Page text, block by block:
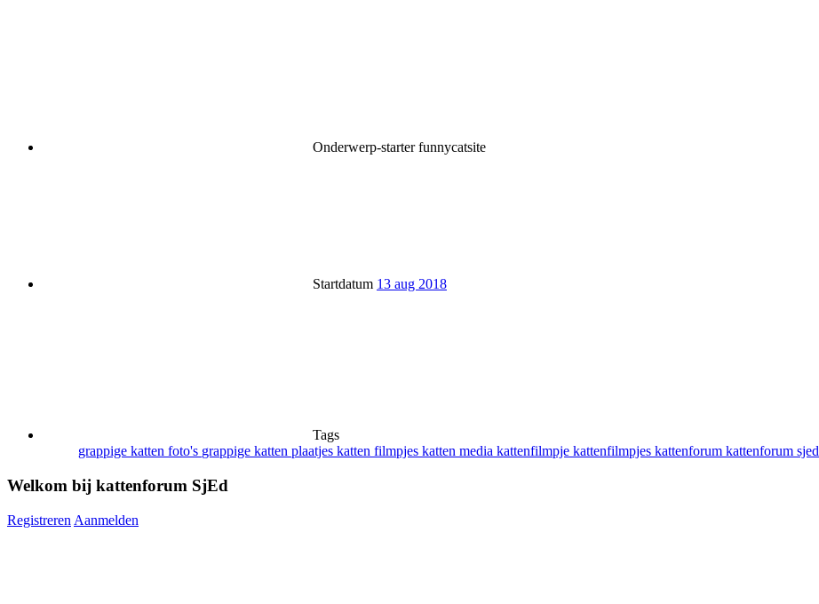
Onderwerp-starter funnycatsite
Startdatum 13 aug 2018
Tags
grappige katten foto's grappige katten plaatjes katten filmpjes katten media kattenfilmpje kattenfilmpjes kattenforum kattenforum sjed
Welkom bij kattenforum SjEd
Registreren Aanmelden